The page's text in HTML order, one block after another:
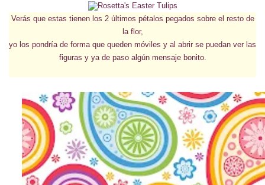
Verás que estas tienen los 2 últimos pétalos pegados sobre el resto de
la flor,
yo los pondría de forma que queden móviles y al abrir se puedan ver las
figuras y ya de paso algún mensaje bonito.